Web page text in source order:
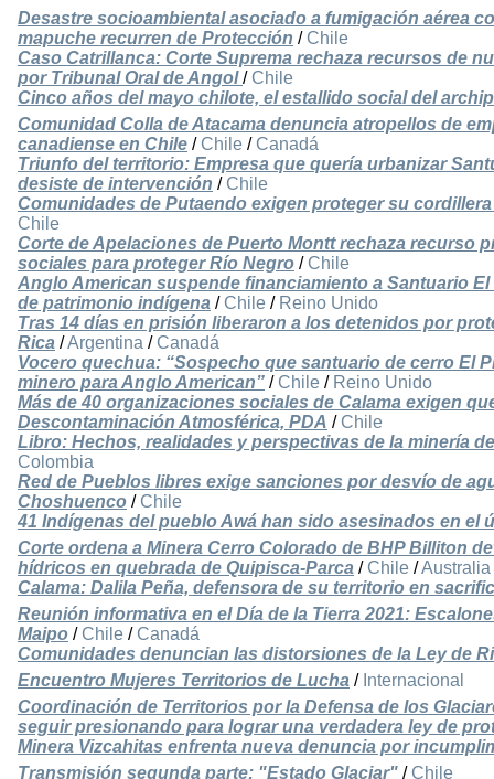
Desastre socioambiental asociado a fumigación aérea
mapuche recurren de Protección / Chile
Caso Catrillanca: Corte Suprema rechaza recursos de
por Tribunal Oral de Angol/ Chile
Cinco años del mayo chilote, el estallido social del
Comunidad Colla de Atacama denuncia atropellos de
canadiense en Chile / Chile / Canadá
Triunfo del territorio: Empresa que quería urbanizar
desiste de intervención / Chile
Comunidades de Putaendo exigen proteger su
Chile
Corte de Apelaciones de Puerto Montt rechaza recurso
sociales para proteger Río Negro / Chile
Anglo American suspende financiamiento a Santuario
de patrimonio indígena / Chile / Reino Unido
Tras 14 días en prisión liberaron a los detenidos por
Rica /Argentina / Canadá
Vocero quechua: “Sospecho que santuario de cerro El
minero para Anglo American” / Chile / Reino Unido
Más de 40 organizaciones sociales de Calama exigen
Descontaminación Atmosférica, PDA / Chile
Libro: Hechos, realidades y perspectivas de la minería
Colombia
Red de Pueblos libres exige sanciones por desvío de
Choshuenco / Chile
41 Indígenas del pueblo Awá han sido asesinados en el
Corte ordena a Minera Cerro Colorado de BHP Billiton
hídricos en quebrada de Quipisca-Parca / Chile /Australia
Calama: Dalila Peña, defensora de su territorio en
Reunión informativa en el Día de la Tierra 2021:
Maipo / Chile / Canadá
Comunidades denuncian las distorsiones de la Ley de
Encuentro Mujeres Territorios de Lucha / Internacional
Coordinación de Territorios por la Defensa de los
seguir presionando para lograr una verdadera ley de
Minera Vizcahitas enfrenta nueva denuncia por
Transmisión segunda parte: "Estado Glaciar" / Chile